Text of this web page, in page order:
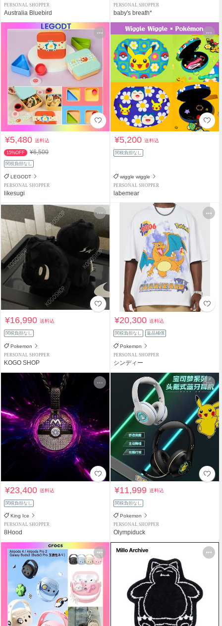
PERSONAL SHOPPER
Australia Bluebird
PERSONAL SHOPPER
baby's breath*
¥5,480送料込
15%OFF ¥6,500
関税負担なし
LEGODT
PERSONAL SHOPPER
likesugi
¥5,200送料込
関税負担なし
wiggle wiggle
PERSONAL SHOPPER
labemear
¥16,990送料込
関税負担なし
Pokemon
PERSONAL SHOPPER
KOGO SHOP
¥20,300送料込
関税負担なし 返品補償
Pokemon
PERSONAL SHOPPER
シンディー
¥23,400送料込
関税負担なし
King Ice
PERSONAL SHOPPER
8Hood
¥11,999送料込
関税負担なし
Pokemon
PERSONAL SHOPPER
Olympiduck